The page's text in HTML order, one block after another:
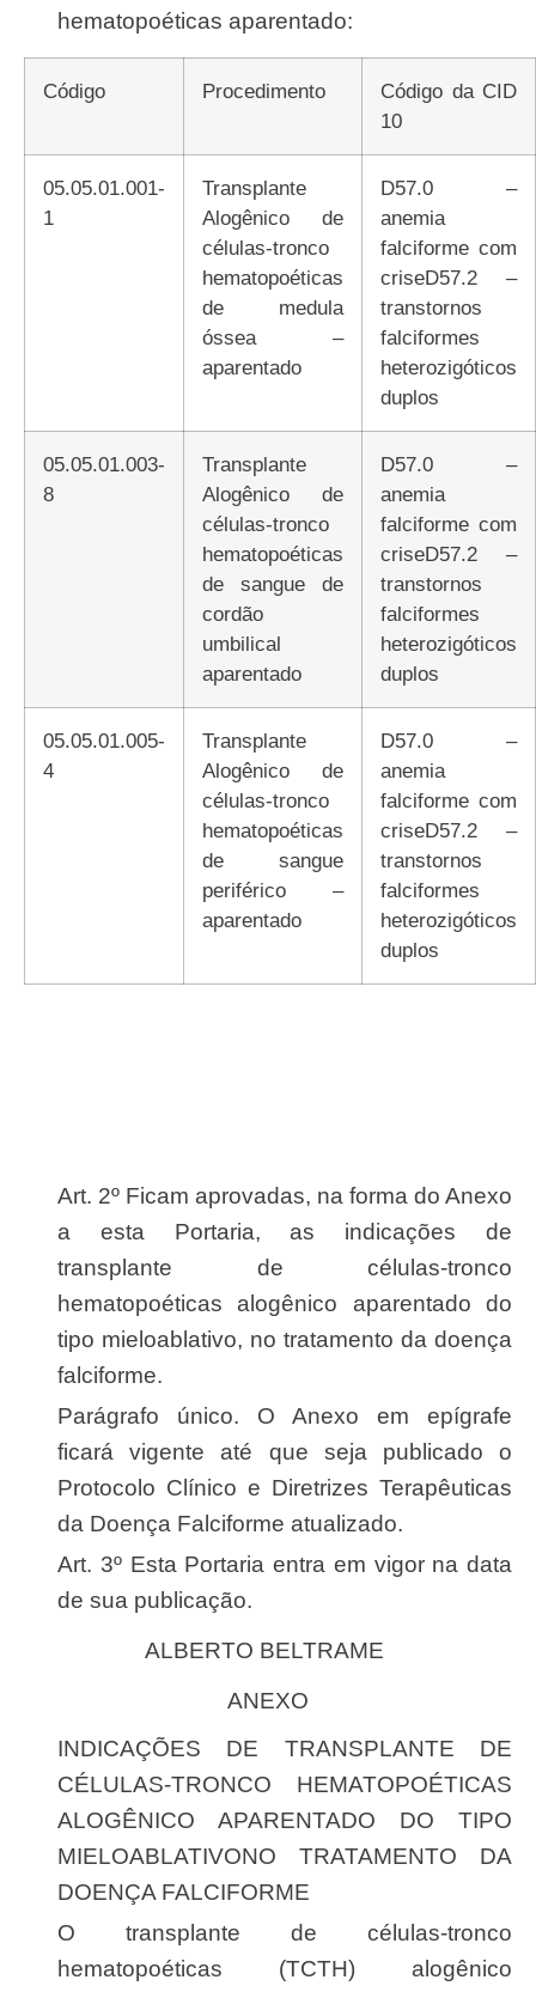
hematopoéticas aparentado:
Código Procedimento
Código da CID
10
05.05.01.001-
1
Transplante
Alogênico de
células-tronco
hematopoéticas
de medula
óssea –
aparentado
D57.0 –
anemia
falciforme com
criseD57.2 –
transtornos
falciformes
heterozigóticos
duplos
05.05.01.003-
8
Transplante
Alogênico de
células-tronco
hematopoéticas
de sangue de
cordão
umbilical
aparentado
D57.0 –
anemia
falciforme com
criseD57.2 –
transtornos
falciformes
heterozigóticos
duplos
05.05.01.005-
4
Transplante
Alogênico de
células-tronco
hematopoéticas
de sangue
periférico –
aparentado
D57.0 –
anemia
falciforme com
criseD57.2 –
transtornos
falciformes
heterozigóticos
duplos
Art. 2º Ficam aprovadas, na forma do Anexo
a esta Portaria, as indicações de
transplante de células-tronco
hematopoéticas alogênico aparentado do
tipo mieloablativo, no tratamento da doença
falciforme.
Parágrafo único. O Anexo em epígrafe
ficará vigente até que seja publicado o
Protocolo Clínico e Diretrizes Terapêuticas
da Doença Falciforme atualizado.
Art. 3º Esta Portaria entra em vigor na data
de sua publicação.
ALBERTO BELTRAME
ANEXO
INDICAÇÕES DE TRANSPLANTE DE
CÉLULAS-TRONCO HEMATOPOÉTICAS
ALOGÊNICO APARENTADO DO TIPO
MIELOABLATIVONO TRATAMENTO DA
DOENÇA FALCIFORME
O transplante de células-tronco
hematopoéticas (TCTH) alogênico